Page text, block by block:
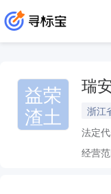
益荣
渣土
瑞
浙江
法定代
经营范